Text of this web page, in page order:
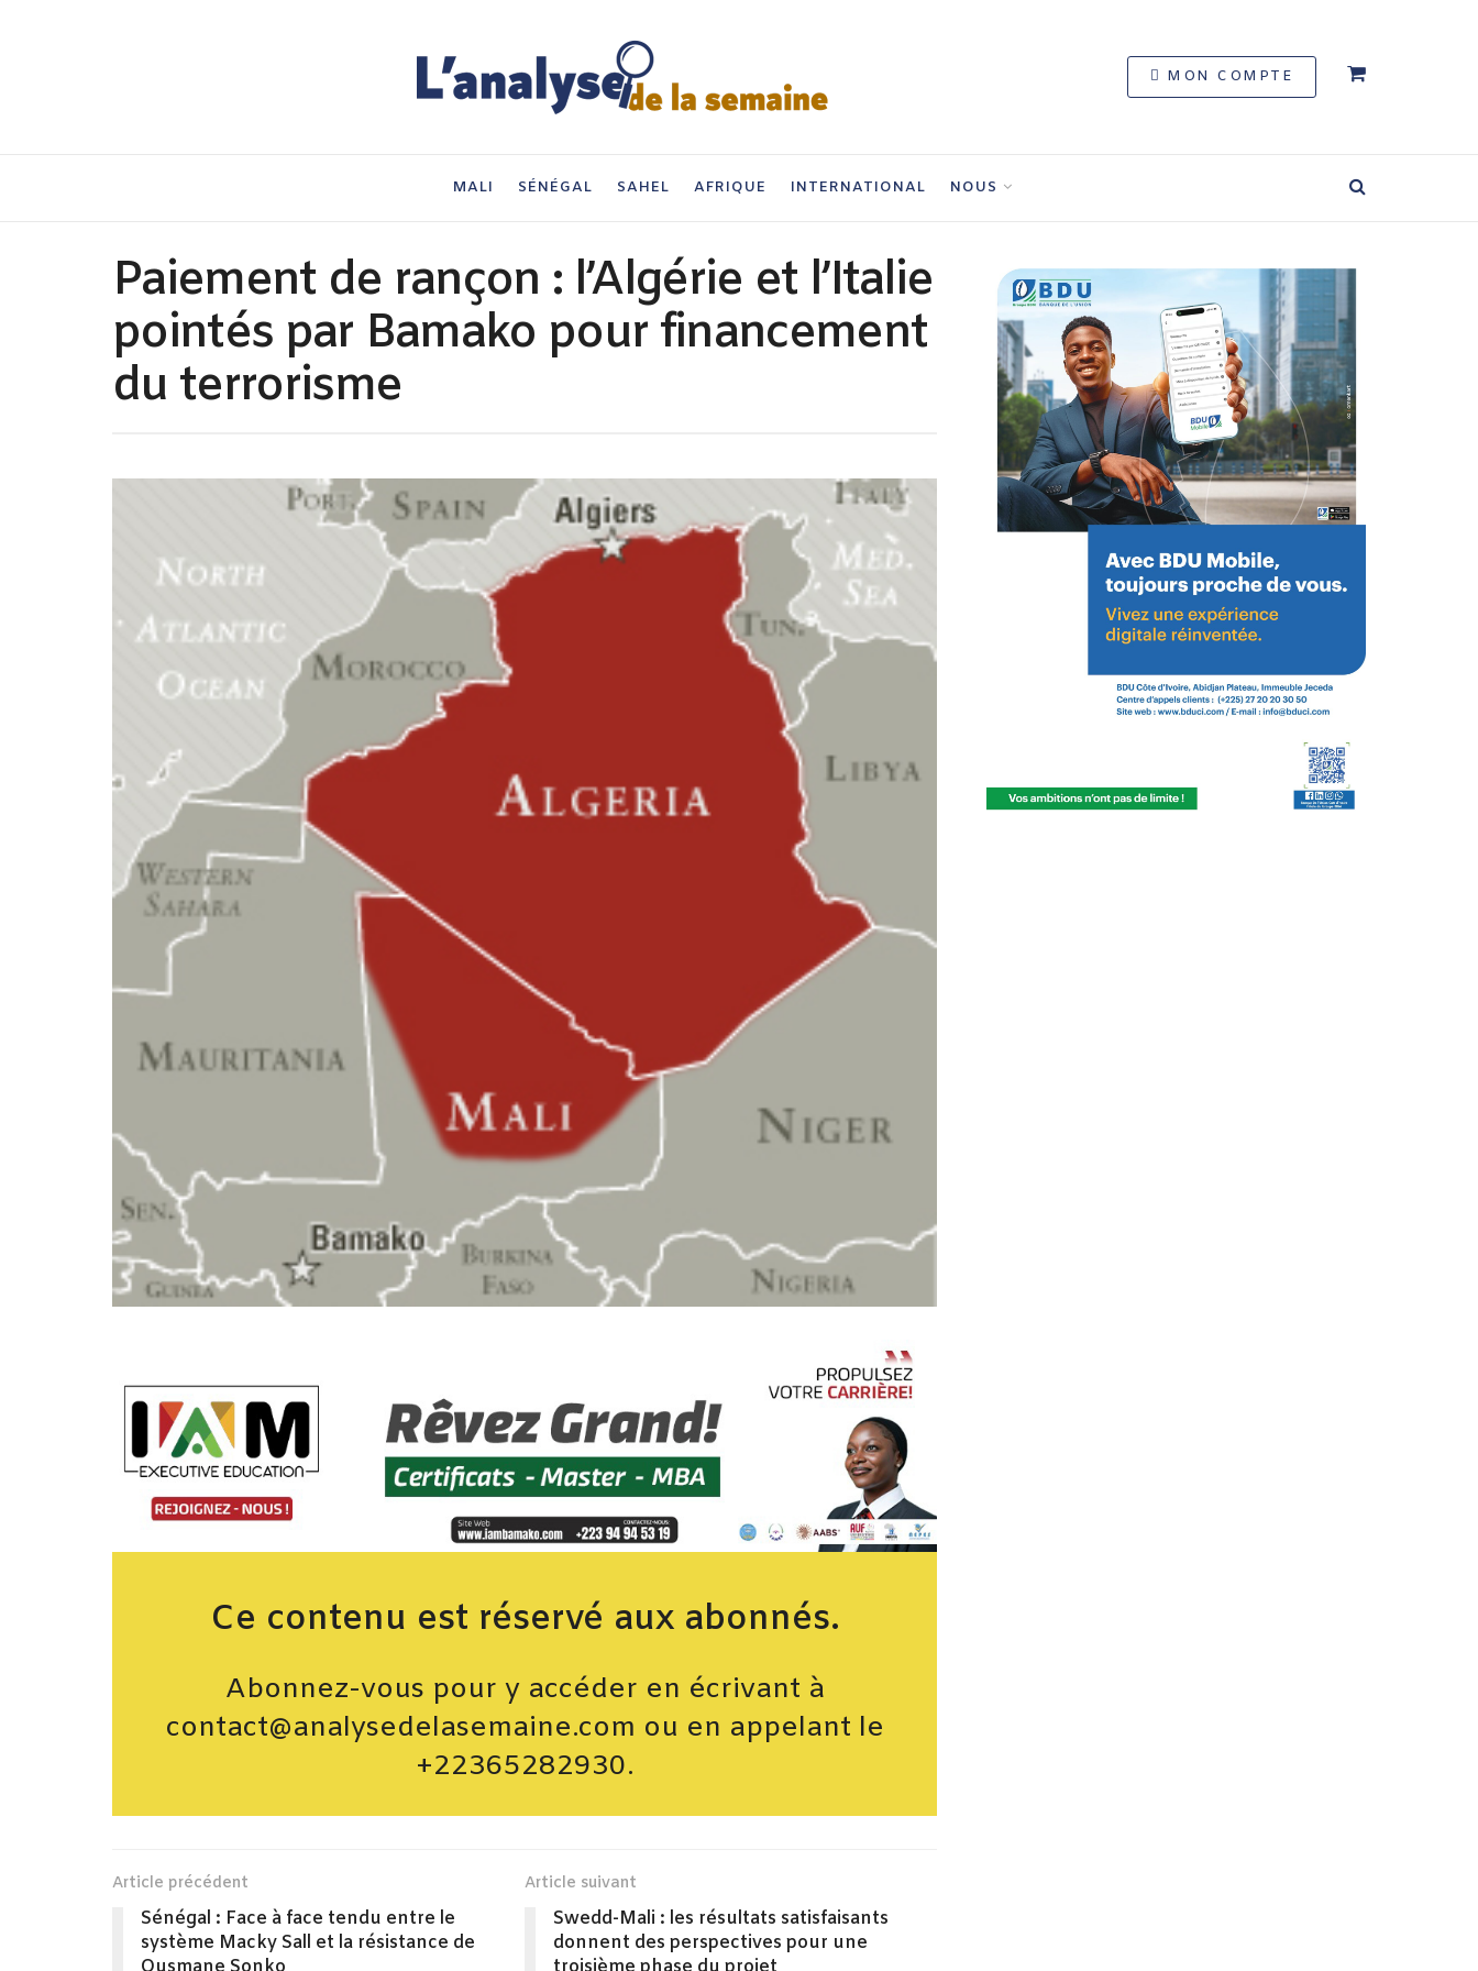
MON COMPTE
MALI SÉNÉGAL SAHEL AFRIQUE INTERNATIONAL NOUS
Paiement de rançon : l’Algérie et l’Italie
pointés par Bamako pour financement
du terrorisme
Ce contenu est réservé aux abonnés.
Abonnez-vous pour y accéder en écrivant à
contact@analysedelasemaine.com ou en appelant le
+22365282930.
Article précédent
Sénégal : Face à face tendu entre le
système Macky Sall et la résistance de
Article suivant
Swedd-Mali : les résultats satisfaisants
donnent des perspectives pour une